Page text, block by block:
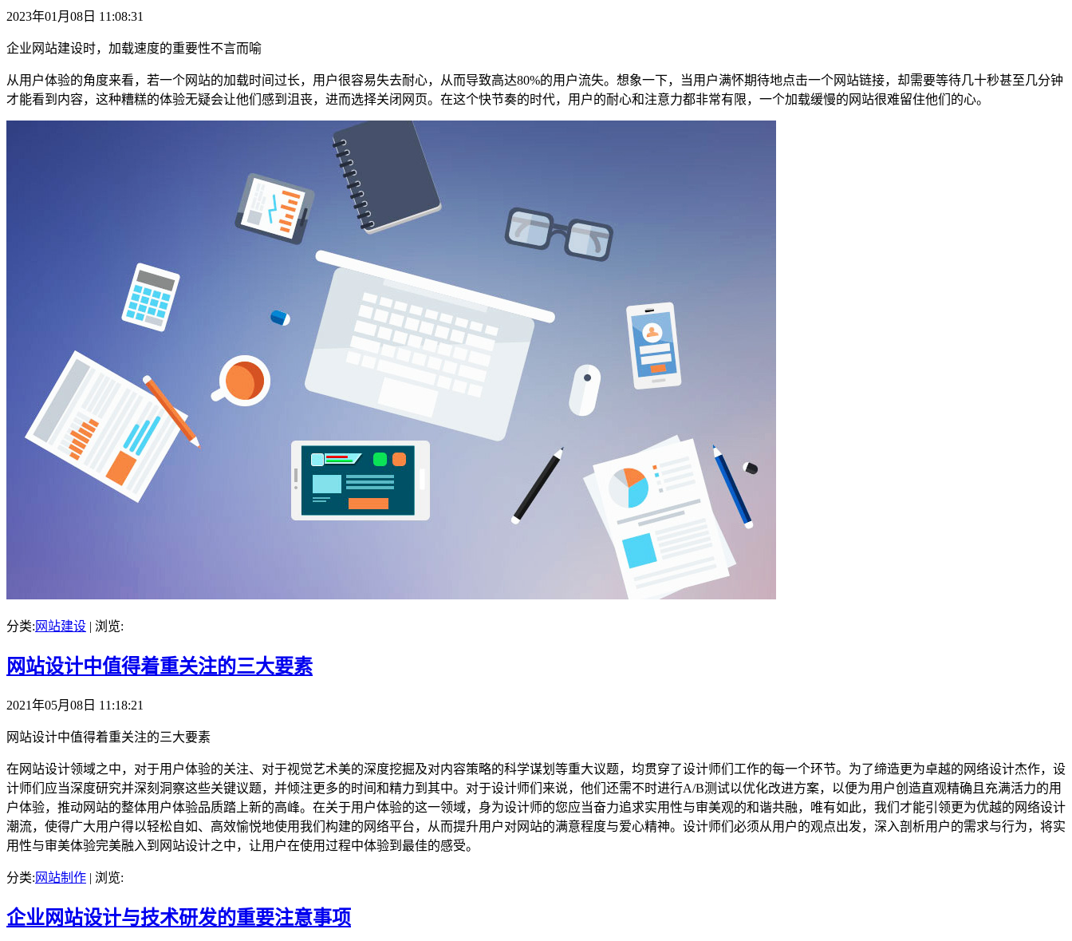
2023年01月08日 11:08:31
企业网站建设时，加载速度的重要性不言而喻
从用户体验的角度来看，若一个网站的加载时间过长，用户很容易失去耐心，从而导致高达80%的用户流失。想象一下，当用户满怀期待地点击一个网站链接，却需要等待几十秒甚至几分钟
才能看到内容，这种糟糕的体验无疑会让他们感到沮丧，进而选择关闭网页。在这个快节奏的时代，用户的耐心和注意力都非常有限，一个加载缓慢的网站很难留住他们的心。
分类: 网站建设 | 浏览:
网站设计中值得着重关注的三大要素
2021年05月08日 11:18:21
网站设计中值得着重关注的三大要素
在网站设计领域之中，对于用户体验的关注、对于视觉艺术美的深度挖掘及对内容策略的科学谋划等重大议题，均贯穿了设计师们工作的每一个环节。为了缔造更为卓越的网络设计杰作，设
计师们应当深度研究并深刻洞察这些关键议题，并倾注更多的时间和精力到其中。对于设计师们来说，他们还需不时进行A/B测试以优化改进方案，以便为用户创造直观精确且充满活力的用
户体验，推动网站的整体用户体验品质踏上新的高峰。在关于用户体验的这一领域，身为设计师的您应当奋力追求实用性与审美观的和谐共融，唯有如此，我们才能引领更为优越的网络设计
潮流，使得广大用户得以轻松自如、高效愉悦地使用我们构建的网络平台，从而提升用户对网站的满意程度与爱心精神。设计师们必须从用户的观点出发，深入剖析用户的需求与行为，将实
用性与审美体验完美融入到网站设计之中，让用户在使用过程中体验到最佳的感受。
分类: 网站制作 | 浏览:
企业网站设计与技术研发的重要注意事项